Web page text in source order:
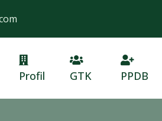
Profil GTK PPDB